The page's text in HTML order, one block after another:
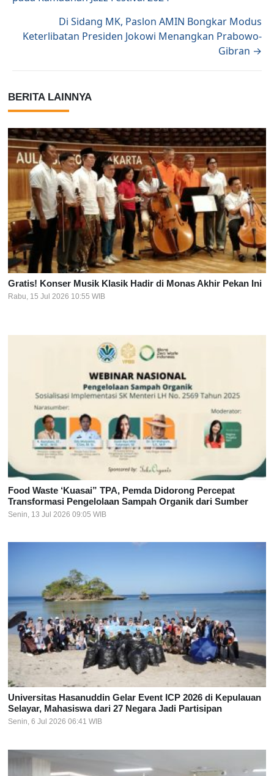
Di Sidang MK, Paslon AMIN Bongkar Modus
Keterlibatan Presiden Jokowi Menangkan Prabowo-
Gibran →
BERITA LAINNYA
Gratis! Konser Musik Klasik Hadir di Monas Akhir Pekan Ini
Rabu, 15 Jul 2026 10:55 WIB
Food Waste ‘Kuasai” TPA, Pemda Didorong Percepat
Transformasi Pengelolaan Sampah Organik dari Sumber
Senin, 13 Jul 2026 09:05 WIB
Universitas Hasanuddin Gelar Event ICP 2026 di Kepulauan
Selayar, Mahasiswa dari 27 Negara Jadi Partisipan
Senin, 6 Jul 2026 06:41 WIB